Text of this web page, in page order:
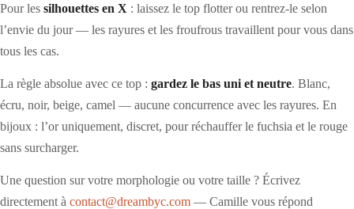
Pour les silhouettes en X : laissez le top flotter ou rentrez-le selon
l’envie du jour — les rayures et les froufrous travaillent pour vous dans
tous les cas.
La règle absolue avec ce top : gardez le bas uni et neutre. Blanc,
écru, noir, beige, camel — aucune concurrence avec les rayures. En
bijoux : l’or uniquement, discret, pour réchauffer le fuchsia et le rouge
sans surcharger.
Une question sur votre morphologie ou votre taille ? Écrivez
directement à contact@dreambyc.com — Camille vous répond